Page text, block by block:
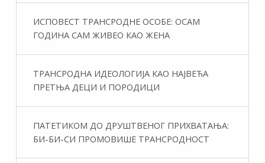
ИСПОВЕСТ ТРАНСРОДНЕ ОСОБЕ: ОСАМ
ГОДИНА САМ ЖИВЕО КАО ЖЕНА
ТРАНСРОДНА ИДЕОЛОГИЈА КАО НАЈВЕЋА
ПРЕТЊА ДЕЦИ И ПОРОДИЦИ
ПАТЕТИКОМ ДО ДРУШТВЕНОГ ПРИХВАТАЊА:
БИ-БИ-СИ ПРОМОВИШЕ ТРАНСРОДНОСТ